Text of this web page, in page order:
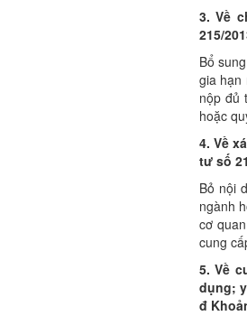
3.Về
215/
Bổ
gia hạn
nộp đủ
hoặc
4. Về
tư số
Bỏ nội
ngành
cơ
cung
5.Về
dụng;
đ